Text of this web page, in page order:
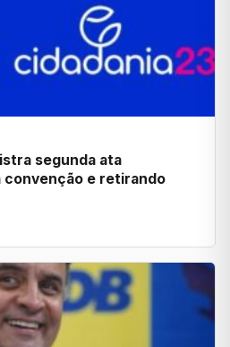
segunda ata
convenção e retirando